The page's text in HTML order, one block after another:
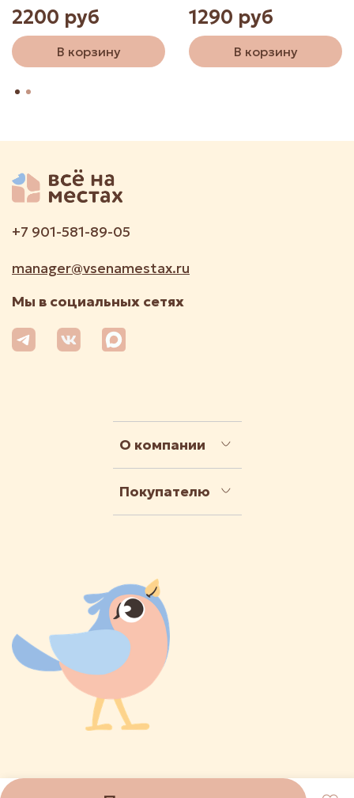
2200 руб
В корзину
1290 руб
В корзину
О компании
Покупателю
+7 901-581-89-05
manager@vsenamestax.ru
Мы в социальных сетях